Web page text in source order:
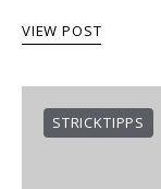
VIEW POST
STRICKTIPPS